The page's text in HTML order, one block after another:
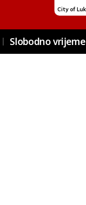
Slobodno vrijeme